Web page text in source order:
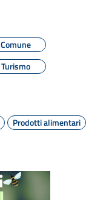
Comune
Turismo
Prodotti alimentari